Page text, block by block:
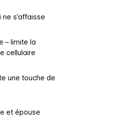
s’affaisse
– limite la
cellulaire
une touche de
et épouse